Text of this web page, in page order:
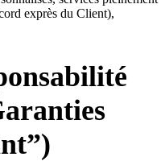
exprès du Client),